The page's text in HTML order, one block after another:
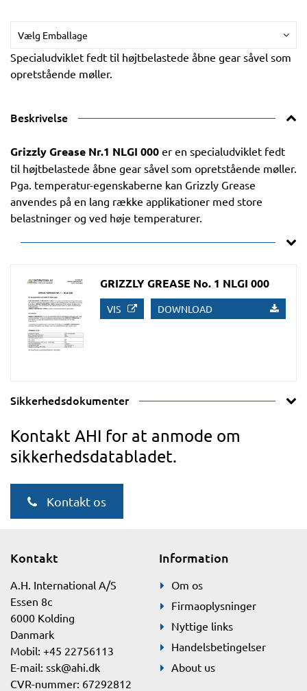
Vælg Emballage
Specialudviklet fedt til højtbelastede åbne gear såvel som
opretstående møller.
Beskrivelse
Grizzly Grease Nr.1 NLGI 000 er en specialudviklet fedt
til højtbelastede åbne gear såvel som opretstående møller.
Pga. temperatur-egenskaberne kan Grizzly Grease
anvendes på en lang række applikationer med store
belastninger og ved høje temperaturer.
GRIZZLY GREASE No. 1 NLGI 000
VIS DOWNLOAD
Sikkerhedsdokumenter
Kontakt AHI for at anmode om
sikkerhedsdatabladet.
Kontakt os
Kontakt
A.H. International A/S
Essen 8c
6000 Kolding
Danmark
Mobil: +45 22756113
E-mail: ssk@ahi.dk
CVR-nummer: 67292812
Information
Om os
Firmaoplysninger
Nyttige links
Handelsbetingelser
About us